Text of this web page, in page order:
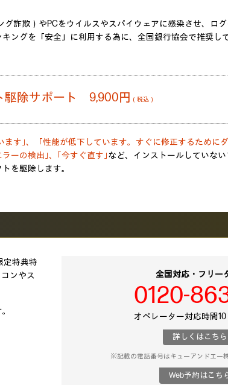
詐欺）やPCをウイルスやスパイウェアに感染させ、ロ
ングを「安全」に利用する為に、全国銀行協会で推奨し
駆除サポート 9,900円 （税込）
ます｣、「性能が低下しています。すぐに修正するために
ーの検出｣、｢今すぐ直す｣など、インストールしていな
を駆除します。
定特典特
ンやス
全国対応・フリー
0120-
オペレーター対応時間
詳しくはこちら
※記載の電話番号はキューアンドエー
Web予約はこち